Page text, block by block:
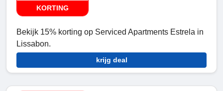
KORTING
Bekijk 15% korting op Serviced Apartments Estrela in
Lissabon.
krijg deal